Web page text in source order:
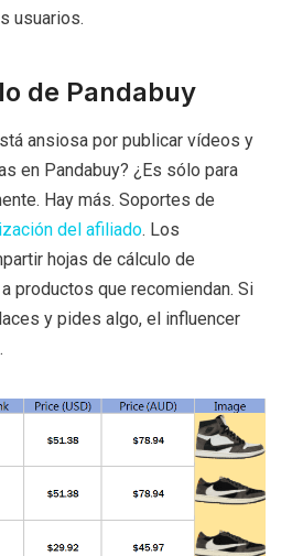
usuarios.
de Pandabuy
ansiosa por publicar vídeos y
en Pandabuy? ¿Es sólo para
Hay más. Soportes de
del afiliado. Los
hojas de cálculo de
productos que recomiendan. Si
y pides algo, el influencer